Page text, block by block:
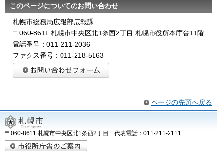
このページについてのお問い合わせ
札幌市総務局広報部広報課
〒060-8611 札幌市中央区北1条西2丁目 札幌市役所本庁舎11階
電話番号：011-211-2036
ファクス番号：011-218-5163
ページの先頭へ戻る
〒060-8611 札幌市中央区北1条西2丁目 代表電話：011-211-2111